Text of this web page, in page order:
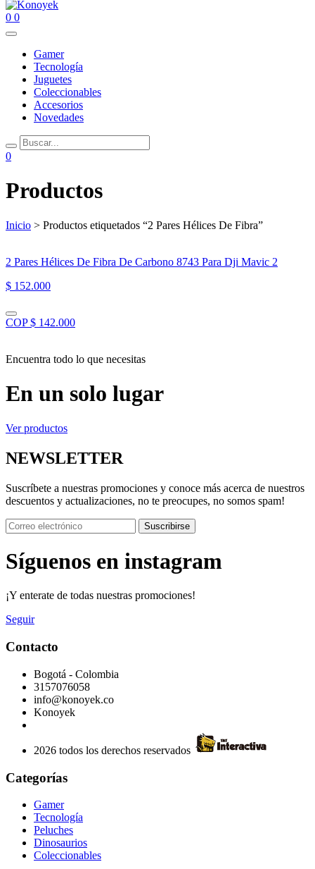
0 0
Gamer
Tecnología
Juguetes
Coleccionables
Accesorios
Novedades
0
Productos
Inicio > Productos etiquetados “2 Pares Hélices De Fibra”
2 Pares Hélices De Fibra De Carbono 8743 Para Dji Mavic 2
$ 152.000
COP $ 142.000
Encuentra todo lo que necesitas
En un solo lugar
Ver productos
NEWSLETTER
Suscríbete a nuestras promociones y conoce más acerca de nuestros
descuentos y actualizaciones, no te preocupes, no somos spam!
Suscribirse
Síguenos en instagram
¡Y enterate de todas nuestras promociones!
Seguir
Contacto
Bogotá - Colombia
3157076058
info@konoyek.co
Konoyek
2026 todos los derechos reservados
Categorías
Gamer
Tecnología
Peluches
Dinosaurios
Coleccionables